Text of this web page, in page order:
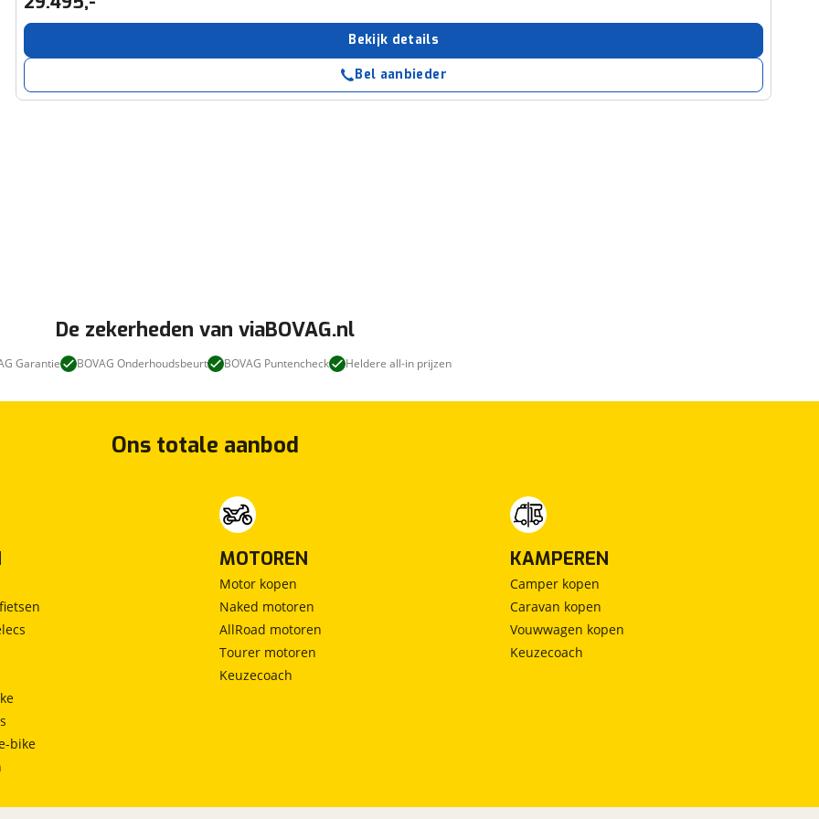
Bekijk details
Bel aanbieder
De zekerheden van viaBOVAG.nl
Garantie BOVAG Onderhoudsbeurt BOVAG Puntencheck Heldere all-in prijzen
Ons totale aanbod
bike
MOTOREN
Motor kopen
Naked motoren
AllRoad motoren
Tourer motoren
Keuzecoach
KAMPEREN
Camper kopen
Caravan kopen
Vouwwagen kopen
Keuzecoach